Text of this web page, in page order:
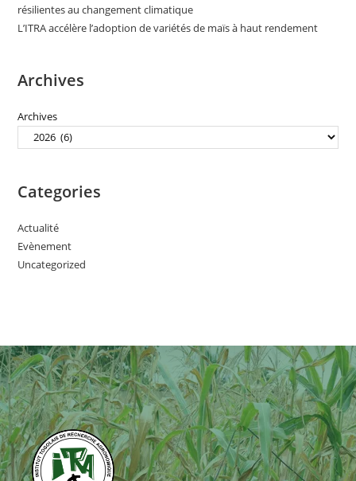
résilientes au changement climatique
L’ITRA accélère l’adoption de variétés de maïs à haut rendement
Archives
Archives
Categories
Actualité
Evènement
Uncategorized